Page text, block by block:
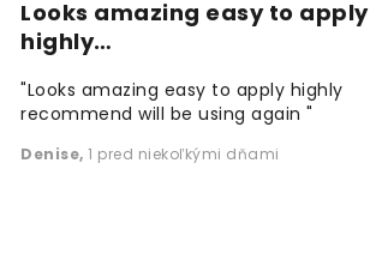
Looks amazing easy to apply
highly…
"Looks amazing easy to apply highly
recommend will be using again "
Denise, 1 pred niekoľkými dňami